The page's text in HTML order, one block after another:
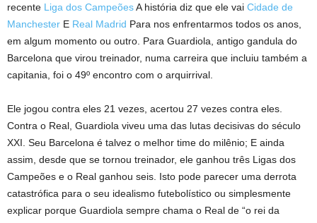
recente Liga dos CampeõesA história diz que ele vai Cidade de
Manchester E Real Madrid Para nos enfrentarmos todos os anos,
em algum momento ou outro. Para Guardiola, antigo gandula do
Barcelona que virou treinador, numa carreira que incluiu também a
capitania, foi o 49º encontro com o arquirrival.
Ele jogou contra eles 21 vezes, acertou 27 vezes contra eles.
Contra o Real, Guardiola viveu uma das lutas decisivas do século
XXI. Seu Barcelona é talvez o melhor time do milênio; E ainda
assim, desde que se tornou treinador, ele ganhou três Ligas dos
Campeões e o Real ganhou seis. Isto pode parecer uma derrota
catastrófica para o seu idealismo futebolístico ou simplesmente
explicar porque Guardiola sempre chama o Real de “o rei da